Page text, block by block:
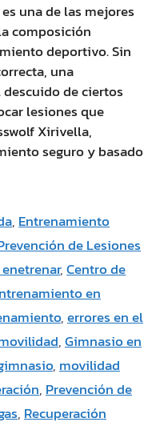
una de las mejores
composición
deportivo. Sin
una
de ciertos
lesiones que
Xirivella,
seguro y basado
, Entrenamiento
de Lesiones
,Centro de
en
,errores en el
,Gimnasio en
, movilidad
, Prevención de
, Recuperación